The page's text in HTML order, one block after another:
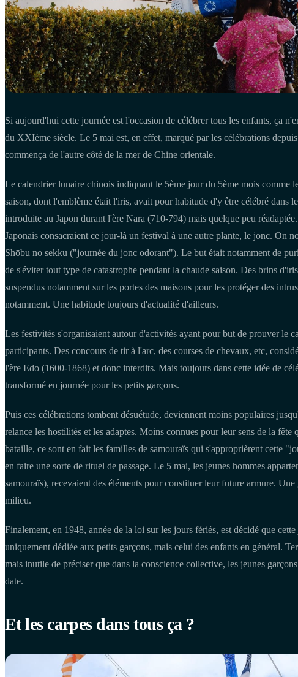
Si aujourd'hui cette journée est l'occasion de célébrer tous les enfants, ça
du XXIème siècle. Le 5 mai est, en effet, marqué par les célébrations
commença de l'autre côté de la mer de Chine orientale.
Le calendrier lunaire chinois indiquant le 5ème jour du 5ème mois comme
saison, dont l'emblème était l'iris, avait pour habitude d'y être célébré dans
introduite au Japon durant l'ère Nara (710-794) mais quelque peu
Japonais consacraient ce jour-là un festival à une autre plante, le jonc. On
Shōbu no sekku ("journée du jonc odorant"). Le but était notamment de
de s'éviter tout type de catastrophe pendant la chaude saison. Des brins
suspendus notamment sur les portes des maisons pour les protéger des
notamment. Une habitude toujours d'actualité d'ailleurs.
Les festivités s'organisaient autour d'activités ayant pour but de prouver le
participants. Des concours de tir à l'arc, des courses de chevaux, etc,
l'ère Edo (1600-1868) et donc interdits. Mais toujours dans cette idée de
transformé en journée pour les petits garçons.
Puis ces célébrations tombent désuétude, deviennent moins populaires
relance les hostilités et les adaptes. Moins connues pour leur sens de la fête
bataille, ce sont en fait les familles de samouraïs qui s'approprièrent cette
en faire une sorte de rituel de passage. Le 5 mai, les jeunes hommes
samouraïs), recevaient des éléments pour constituer leur future armure.
milieu.
Finalement, en 1948, année de la loi sur les jours fériés, est décidé que
uniquement dédiée aux petits garçons, mais celui des enfants en général.
mais inutile de préciser que dans la conscience collective, les jeunes
date.
Et les carpes dans tous ça ?